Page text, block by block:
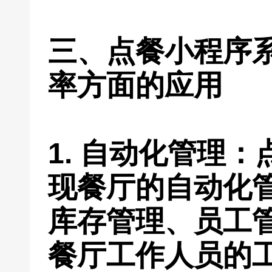
三、点餐小程序
率方面的应用
1. 自动化管理：
现餐厅的自动化
库存管理、员工
餐厅工作人员的